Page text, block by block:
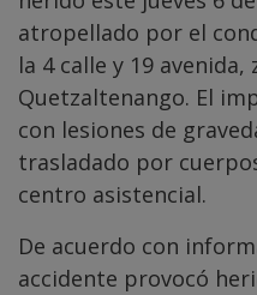
atropellado por el
la 4 calle y 19 avenida,
Quetzaltenango. El
con lesiones de
trasladado por
centro asistencial.
De acuerdo con
accidente provocó